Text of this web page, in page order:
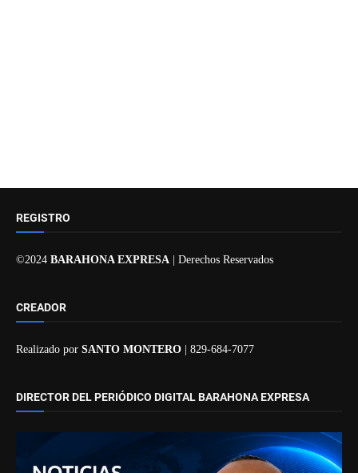
REGISTRO
©2024 BARAHONA EXPRESA | Derechos Reservados
CREADOR
Realizado por SANTO MONTERO | 829-684-7077
DIRECTOR DEL PERIÓDICO DIGITAL BARAHONA EXPRESA